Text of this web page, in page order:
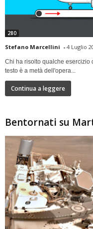
280
Stefano Marcellini - 4 Luglio
Chi ha risolto qualche esercizio
testo è a metà dell'opera...
Continua a leggere
Bentornati su